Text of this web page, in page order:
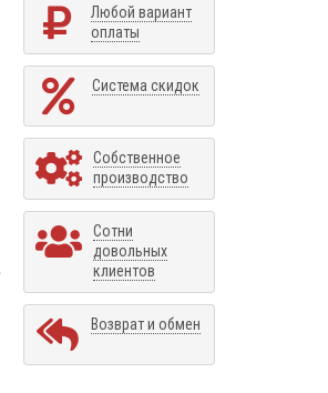
Любой вариант
оплаты
Система скидок
Собственное
производство
Сотни
довольных
клиентов
Возврат и обмен